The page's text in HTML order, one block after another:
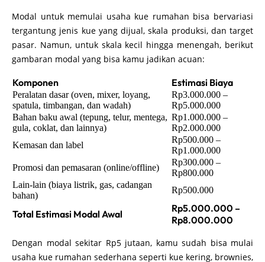
Modal untuk memulai usaha kue rumahan bisa bervariasi
tergantung jenis kue yang dijual, skala produksi, dan target
pasar. Namun, untuk skala kecil hingga menengah, berikut
gambaran modal yang bisa kamu jadikan acuan:
Komponen Estimasi Biaya
Peralatan dasar (oven, mixer, loyang,
spatula, timbangan, dan wadah)
Rp3.000.000 –
Rp5.000.000
Bahan baku awal (tepung, telur, mentega,
gula, coklat, dan lainnya)
Rp1.000.000 –
Rp2.000.000
Kemasan dan label
Rp500.000 –
Rp1.000.000
Promosi dan pemasaran (online/offline)
Rp300.000 –
Rp800.000
Lain-lain (biaya listrik, gas, cadangan
bahan)
Rp500.000
Total Estimasi Modal Awal
Rp5.000.000 –
Rp8.000.000
Dengan modal sekitar Rp5 jutaan, kamu sudah bisa mulai
usaha kue rumahan sederhana seperti kue kering, brownies,